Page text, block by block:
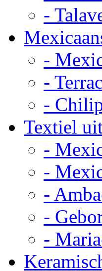
-
-
-
-
Textiel
-
-
-
-
-